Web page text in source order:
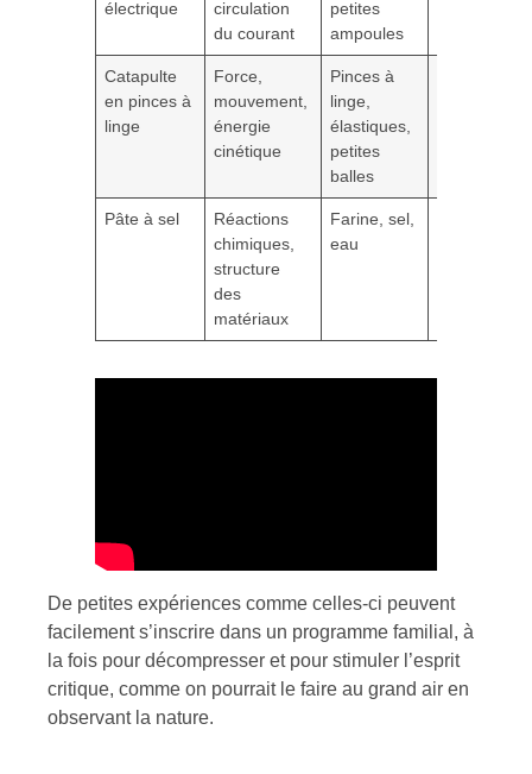
électrique
circulation
du courant
petites
ampoules
Catapulte
en pinces à
linge
Force,
mouvement,
énergie
cinétique
Pinces à
linge,
élastiques,
petites
balles
Pâte à sel
Réactions
chimiques,
structure
des
matériaux
Farine, sel,
eau
De petites expériences comme celles-ci peuvent
facilement s’inscrire dans un programme familial, à
la fois pour décompresser et pour stimuler l’esprit
critique, comme on pourrait le faire au grand air en
observant la nature.